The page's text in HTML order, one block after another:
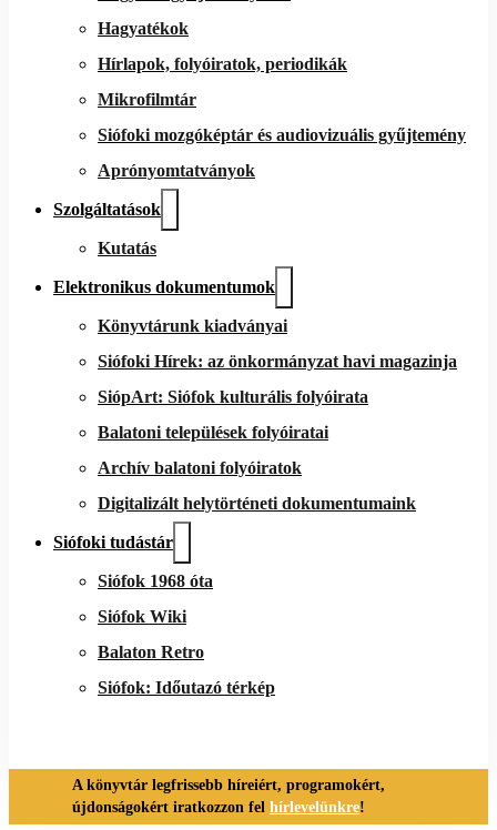
Hagyatékok
Hírlapok, folyóiratok, periodikák
Mikrofilmtár
Siófoki mozgóképtár és audiovizuális gyűjtemény
Aprónyomtatványok
Szolgáltatások
Kutatás
Elektronikus dokumentumok
Könyvtárunk kiadványai
Siófoki Hírek: az önkormányzat havi magazinja
SiópArt: Siófok kulturális folyóirata
Balatoni települések folyóiratai
Archív balatoni folyóiratok
Digitalizált helytörténeti dokumentumaink
Siófoki tudástár
Siófok 1968 óta
Siófok Wiki
Balaton Retro
Siófok: Időutazó térkép
A könyvtár legfrissebb híreiért, programokért,
újdonságokért iratkozzon felhírlevelünkre!